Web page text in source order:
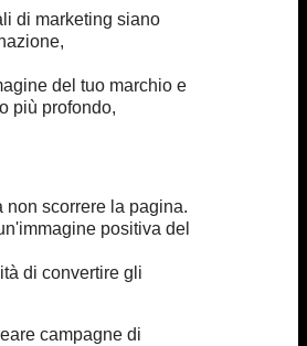
di marketing siano
del tuo marchio e
più profondo,
non scorrere la pagina.
positiva del
di convertire gli
campagne di